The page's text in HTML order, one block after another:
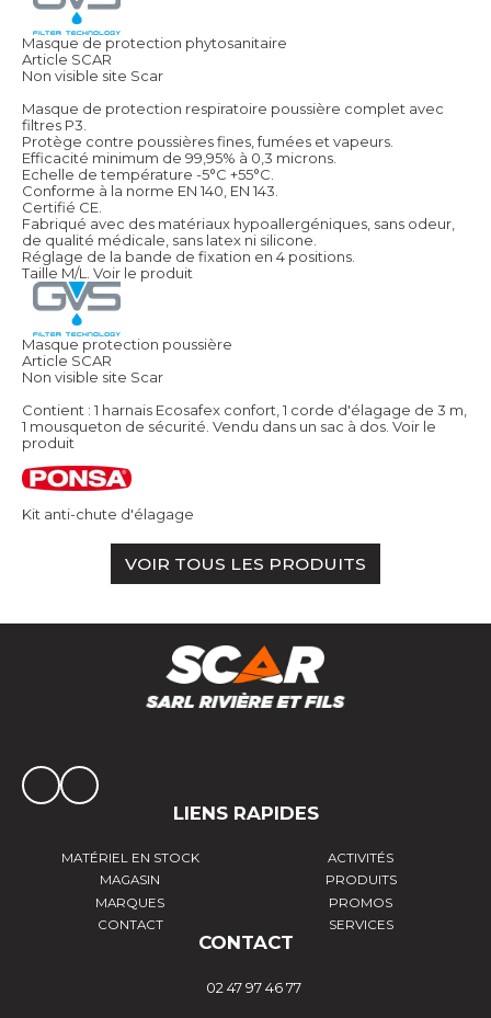
Masque de protection phytosanitaire
Article SCAR
Non visible site Scar
Masque de protection respiratoire poussière complet avec
filtres P3.
Protège contre poussières fines, fumées et vapeurs.
Efficacité minimum de 99,95% à 0,3 microns.
Echelle de température -5°C +55°C.
Conforme à la norme EN 140, EN 143.
Certifié CE.
Fabriqué avec des matériaux hypoallergéniques, sans odeur,
de qualité médicale, sans latex ni silicone.
Réglage de la bande de fixation en 4 positions.
Taille M/L.
Voir le produit
Masque protection poussière
Article SCAR
Non visible site Scar
Contient : 1 harnais Ecosafex confort, 1 corde d'élagage de 3 m,
1 mousqueton de sécurité. Vendu dans un sac à dos. Voir le
produit
Kit anti-chute d'élagage
VOIR TOUS LES PRODUITS
LIENS RAPIDES
MATÉRIEL EN STOCK
ACTIVITÉS
MAGASIN
PRODUITS
MARQUES
PROMOS
CONTACT
SERVICES
CONTACT
02 47 97 46 77